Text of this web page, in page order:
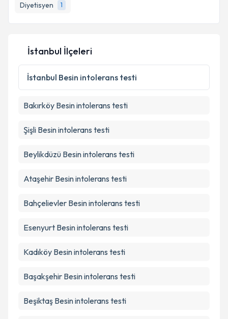
Diyetisyen
1
İstanbul İlçeleri
İstanbul Besin intolerans testi
Bakırköy Besin intolerans testi
Şişli Besin intolerans testi
Beylikdüzü Besin intolerans testi
Ataşehir Besin intolerans testi
Bahçelievler Besin intolerans testi
Esenyurt Besin intolerans testi
Kadıköy Besin intolerans testi
Başakşehir Besin intolerans testi
Beşiktaş Besin intolerans testi